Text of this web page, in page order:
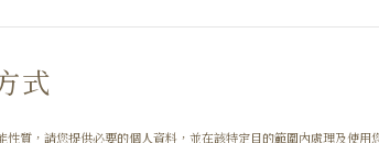
式
質，請您提供必要的個人資料，並在該特定目的範圍內處理及使